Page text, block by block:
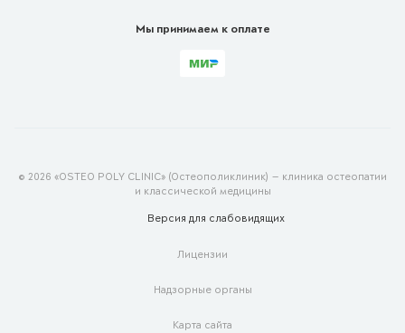
Мы принимаем к оплате
© 2026 «OSTEO POLY CLINIC» (Остеополиклиник) — клиника остеопатии
и классической медицины
Версия для слабовидящих
Лицензии
Надзорные органы
Карта сайта